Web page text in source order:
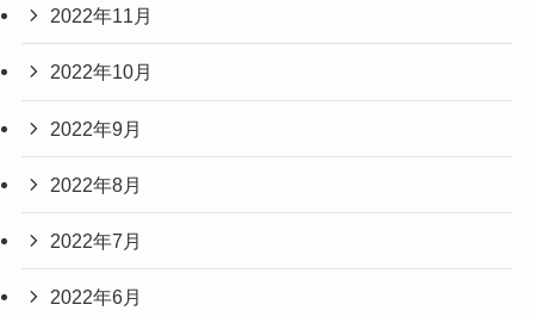
2022年11月
2022年10月
2022年9月
2022年8月
2022年7月
2022年6月